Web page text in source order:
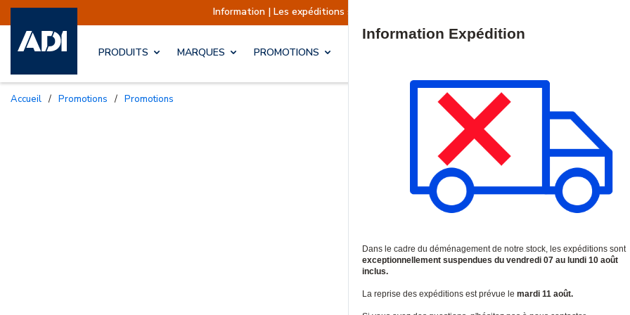
Information | Les expéditions sont actuellement suspendues Reprise prévue le
PRODUITS MARQUES PROMOTIONS
Accueil / Promotions / Promotions